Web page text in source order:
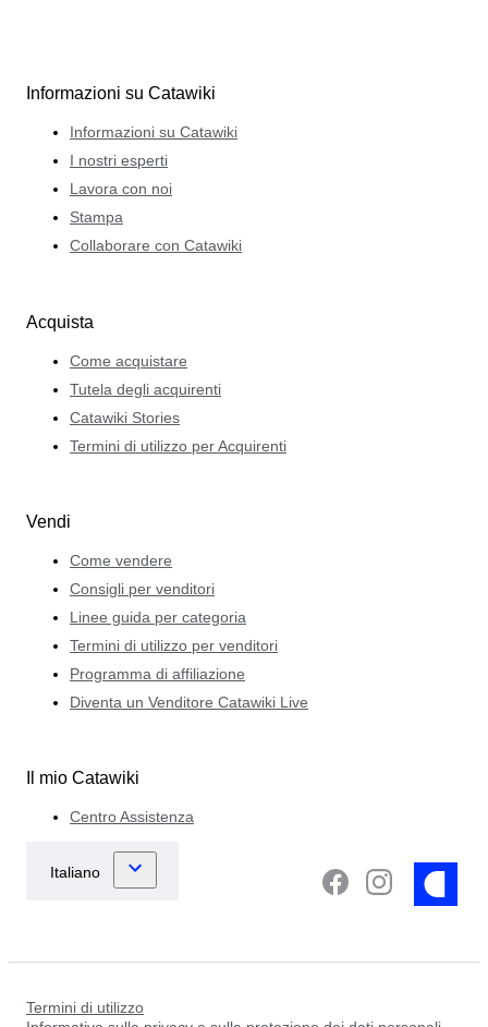
Informazioni su Catawiki
Informazioni su Catawiki
I nostri esperti
Lavora con noi
Stampa
Collaborare con Catawiki
Acquista
Come acquistare
Tutela degli acquirenti
Catawiki Stories
Termini di utilizzo per Acquirenti
Vendi
Come vendere
Consigli per venditori
Linee guida per categoria
Termini di utilizzo per venditori
Programma di affiliazione
Diventa un Venditore Catawiki Live
Il mio Catawiki
Centro Assistenza
Termini di utilizzo